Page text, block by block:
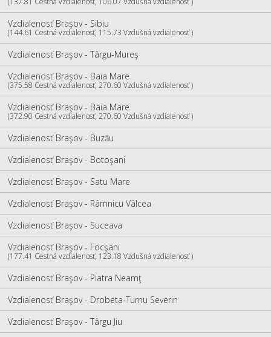
Vzdialenosť Braşov - Sibiu
(144.61 Cestná vzdialenosť, 115.73 Vzdušná vzdialenosť )
Vzdialenosť Braşov - Târgu-Mureş
Vzdialenosť Braşov - Baia Mare
(375.58 Cestná vzdialenosť, 270.60 Vzdušná vzdialenosť )
Vzdialenosť Braşov - Baia Mare
(372.90 Cestná vzdialenosť, 270.60 Vzdušná vzdialenosť )
Vzdialenosť Braşov - Buzău
Vzdialenosť Braşov - Botoşani
Vzdialenosť Braşov - Satu Mare
Vzdialenosť Braşov - Râmnicu Vâlcea
Vzdialenosť Braşov - Suceava
Vzdialenosť Braşov - Focşani
(177.41 Cestná vzdialenosť, 123.18 Vzdušná vzdialenosť )
Vzdialenosť Braşov - Piatra Neamţ
Vzdialenosť Braşov - Drobeta-Turnu Severin
Vzdialenosť Braşov - Târgu Jiu